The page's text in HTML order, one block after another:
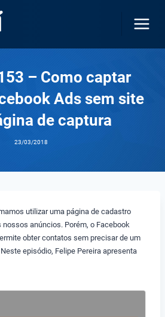
– Como captar
Ads sem site
de captura
23/03/2018
utilizar uma página de cadastro
nossos anúncios. Porém, o Facebook
obter contatos sem precisar de um
episódio, Felipe Pereira apresenta